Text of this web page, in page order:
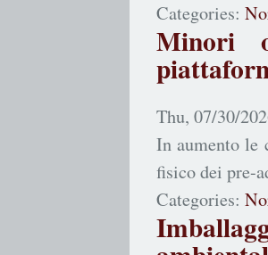
Categories:
Minori
Thu, 07/30/
In aumento le
fisico dei pre-
Categories: